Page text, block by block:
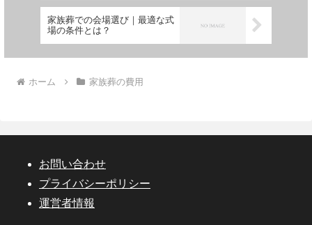
家族葬での会場選び｜最適な式
場の条件とは？
ホーム 家族葬の費用
お問い合わせ
プライバシーポリシー
運営者情報